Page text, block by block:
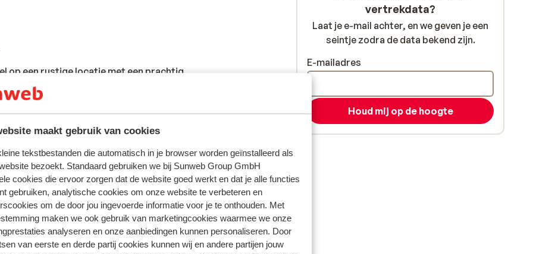
maakt gebruik van cookies
tekstbestanden die automatisch in je browser worden geïnstalleerd als
bezoekt. Standaard gebruiken we bij Sunweb Group GmbH
cookies die ervoor zorgen dat de website goed werkt en dat je alle functies
gebruiken, analytische cookies om onze website te verbeteren en
om de door jou ingevoerde informatie voor je te onthouden. Met
maken we ook gebruik van marketingcookies waarmee we onze
analyseren en onze aanbiedingen kunnen personaliseren. Door
van eerste en derde partij cookies kunnen wij en andere partijen jouw
op een rustige locatie met een prachtig
combineert hoge kwaliteit met
sfeer. Tijdens je vakantie verblijf je in
Wil je jezelf iets extra's gunnen, boek
hotel is een oase op zich met een groot
strand vind je op slechts een
is een bezoek aan de spa van
aangeboden. Wil
uitgeruste fitnessruimte. Hier begint
fruit, brood, lokale kazen en warme
de snackbar en 's avonds genieten van
is de ideale plek voor een drankje
vertrekdata?
Laat je e-mail achter, en we geven je een
seintje zodra de data bekend zijn.
E-mailadres
Houd mij op de hoogte